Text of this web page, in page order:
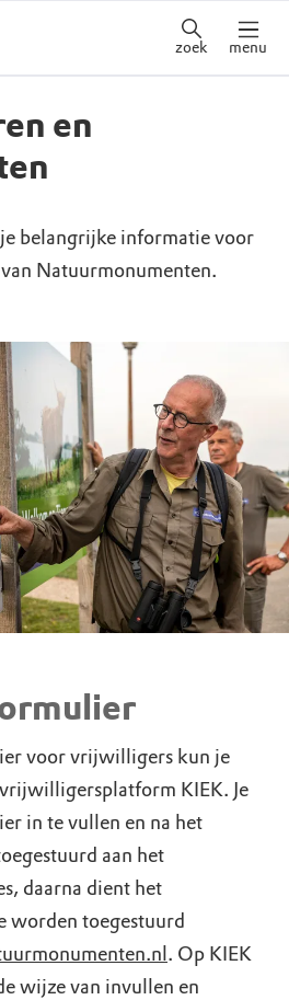
zoek menu
en
belangrijke informatie voor
Natuurmonumenten.
voor vrijwilligers kun je
KIEK. Je
in te vullen en na het
aan het
daarna dient het
worden toegestuurd
. Op KIEK
wijze van invullen en